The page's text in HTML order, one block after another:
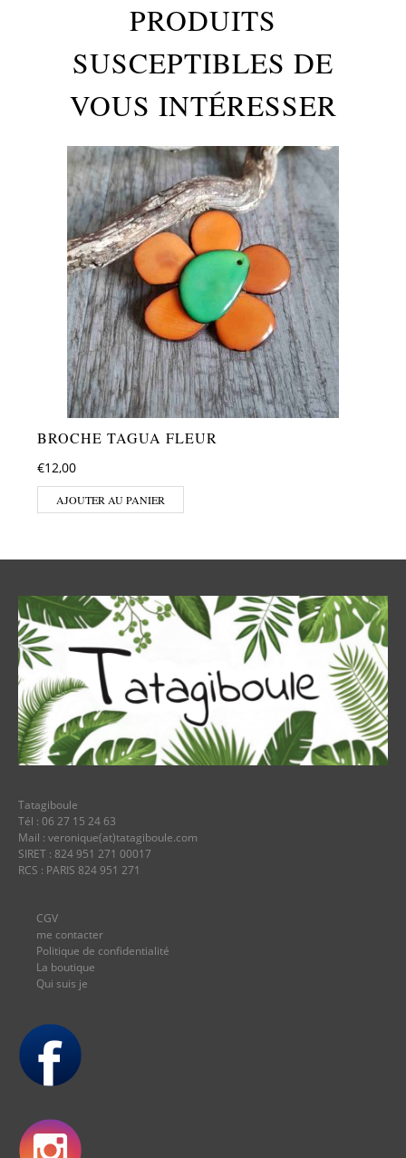
PRODUITS
SUSCEPTIBLES DE
VOUS INTÉRESSER
BROCHE TAGUA FLEUR
€12,00
AJOUTER AU PANIER
Tatagiboule
Tél : 06 27 15 24 63
Mail : veronique(at)tatagiboule.com
SIRET : 824 951 271 00017
RCS : PARIS 824 951 271
CGV
me contacter
Politique de confidentialité
La boutique
Qui suis je